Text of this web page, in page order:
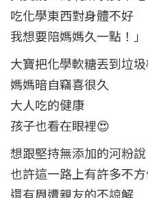
吃化學東西對身體不好
我想要陪媽媽久一點！」
大寶把化學軟糖丟到垃
媽媽暗自竊喜很久
大人吃的健康
孩子也看在眼裡😍
想跟堅持無添加的河粉說
也許這一路上有許多不
還有周遭親友的不諒解